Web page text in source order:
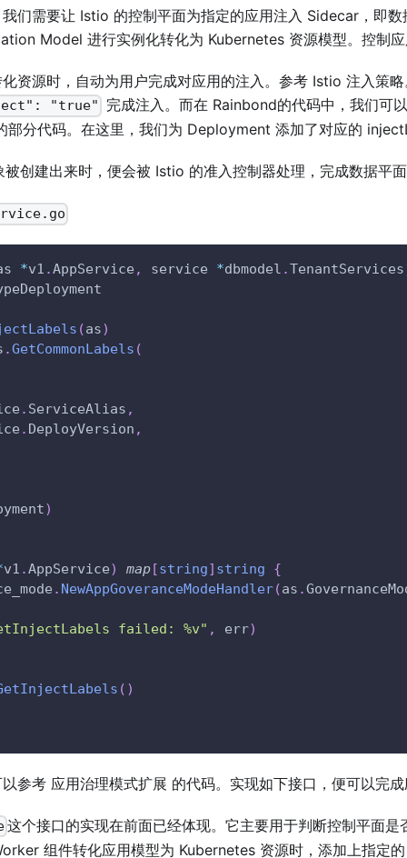
们需要让 Istio 的控制平面为指定的应用注入 Sidecar，即
Model 进行实例化转化为 Kubernetes 资源模型。控制
资源时，自动为用户完成对应用的注入。参考 Istio 注入策
"true"
完成注入。而在 Rainbond的代码中，我们可
分代码。在这里，我们为 Deployment 添加了对应的
创建出来时，便会被 Istio 的准入控制器处理，完成数据平
*v1 .AppService , service *dbmodel .TenantServices
(as)
.GetCommonLabels (
. ServiceAlias ,
. DeployVersion ,
)
v1 .AppService) map[string] string
{
. NewAppGoveranceModeHandler(as .
failed: %v" , err)
( )
参考 应用治理模式扩展 的代码。实现如下接口，便可以完
这个接口的实现在前面已经体现。它主要用于判断控制平面
组件转化应用模型为 Kubernetes 资源时，添加上指定